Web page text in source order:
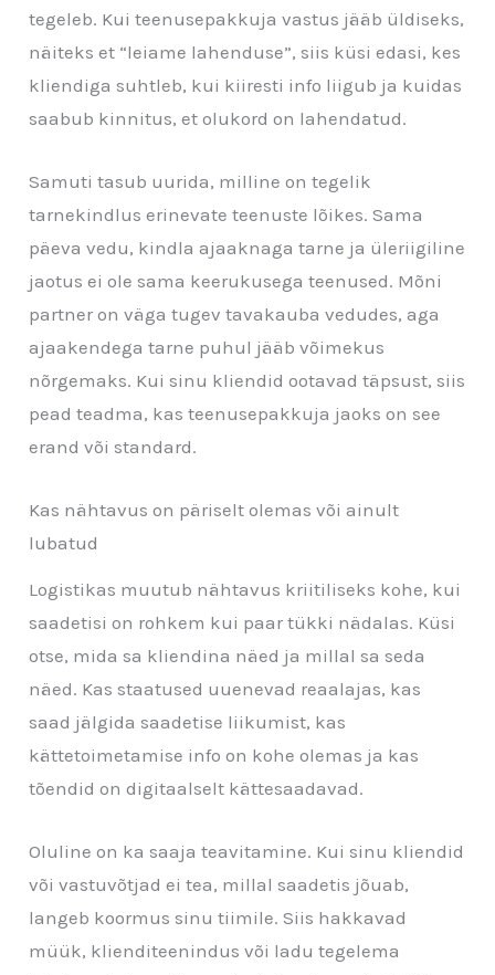
tegeleb. Kui teenusepakkuja vastus jääb üldiseks,
näiteks et “leiame lahenduse”, siis küsi edasi, kes
kliendiga suhtleb, kui kiiresti info liigub ja kuidas
saabub kinnitus, et olukord on lahendatud.
Samuti tasub uurida, milline on tegelik
tarnekindlus erinevate teenuste lõikes. Sama
päeva vedu, kindla ajaaknaga tarne ja üleriigiline
jaotus ei ole sama keerukusega teenused. Mõni
partner on väga tugev tavakauba vedudes, aga
ajaakendega tarne puhul jääb võimekus
nõrgemaks. Kui sinu kliendid ootavad täpsust, siis
pead teadma, kas teenusepakkuja jaoks on see
erand või standard.
Kas nähtavus on päriselt olemas või ainult
lubatud
Logistikas muutub nähtavus kriitiliseks kohe, kui
saadetisi on rohkem kui paar tükki nädalas. Küsi
otse, mida sa kliendina näed ja millal sa seda
näed. Kas staatused uuenevad reaalajas, kas
saad jälgida saadetise liikumist, kas
kättetoimetamise info on kohe olemas ja kas
tõendid on digitaalselt kättesaadavad.
Oluline on ka saaja teavitamine. Kui sinu kliendid
või vastuvõtjad ei tea, millal saadetis jõuab,
langeb koormus sinu tiimile. Siis hakkavad
müük, klienditeenindus või ladu tegelema